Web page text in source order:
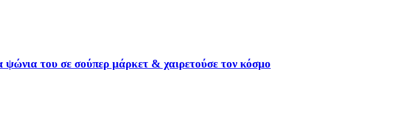
του σε σούπερ μάρκετ & χαιρετούσε τον κόσμο